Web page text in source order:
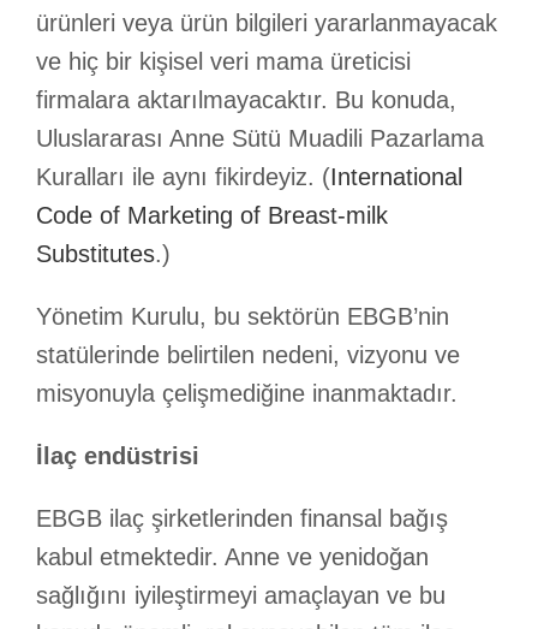
ürünleri veya ürün bilgileri yararlanmayacak
ve hiç bir kişisel veri mama üreticisi
firmalara aktarılmayacaktır. Bu konuda,
Uluslararası Anne Sütü Muadili Pazarlama
Kuralları ile aynı fikirdeyiz. (International
Code of Marketing of Breast-milk
Substitutes.)
Yönetim Kurulu, bu sektörün EBGB’nin
statülerinde belirtilen nedeni, vizyonu ve
misyonuyla çelişmediğine inanmaktadır.
İlaç endüstrisi
EBGB ilaç şirketlerinden finansal bağış
kabul etmektedir. Anne ve yenidoğan
sağlığını iyileştirmeyi amaçlayan ve bu